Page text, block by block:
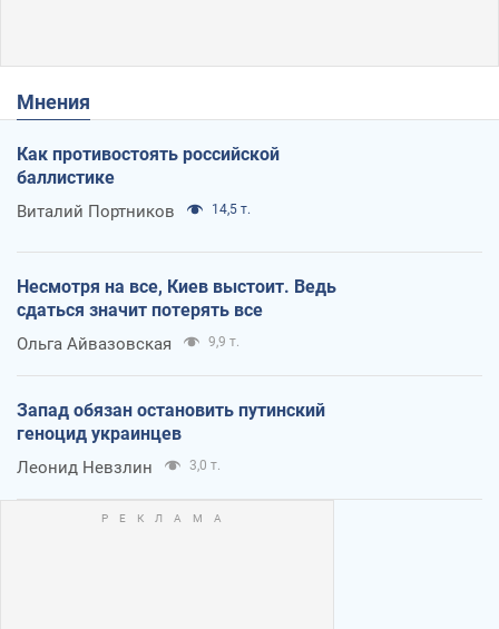
Мнения
Как противостоять российской
баллистике
Виталий Портников 14,5 т.
Несмотря на все, Киев выстоит. Ведь
сдаться значит потерять все
Ольга Айвазовская 9,9 т.
Запад обязан остановить путинский
геноцид украинцев
Леонид Невзлин 3,0 т.